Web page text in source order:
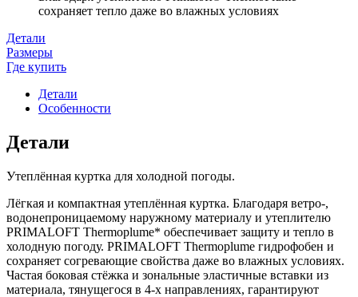
сохраняет тепло даже во влажных условиях
Детали
Размеры
Где купить
Детали
Особенности
Детали
Утеплённая куртка для холодной погоды.
Лёгкая и компактная утеплённая куртка. Благодаря ветро-,
водонепроницаемому наружному материалу и утеплителю
PRIMALOFT Thermoplume* обеспечивает защиту и тепло в
холодную погоду. PRIMALOFT Thermoplume гидрофобен и
сохраняет согревающие свойства даже во влажных условиях.
Частая боковая стёжка и зональные эластичные вставки из
материала, тянущегося в 4-х направлениях, гарантируют